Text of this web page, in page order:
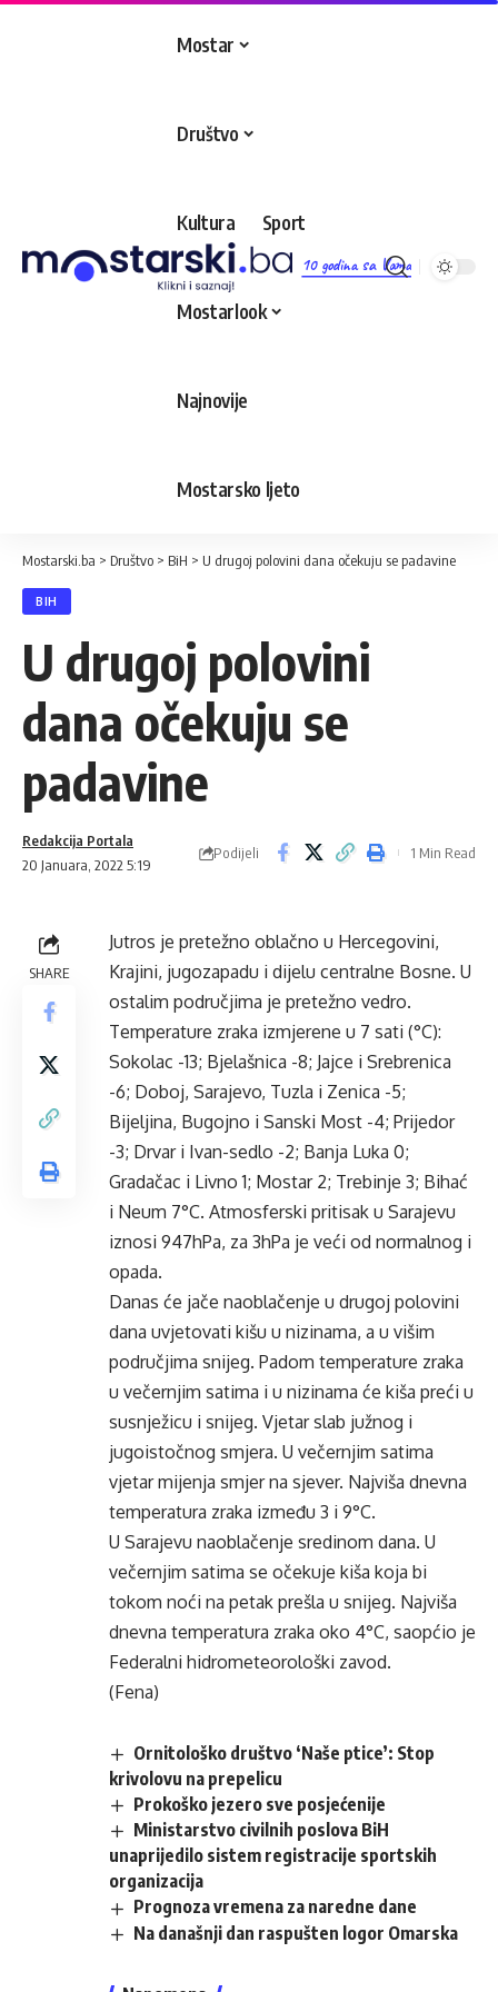
10 godina sa Vama
Mostar
Društvo
Kultura Sport
Mostarlook
Najnovije
Mostarsko ljeto
Mostarski.ba > Društvo > BiH > U drugoj polovini dana očekuju se padavine
BIH
U drugoj polovini
dana očekuju se
padavine
20 Januara, 2022 5:19
Redakcija Portala
Podijeli 1 Min Read
SHARE
Jutros je pretežno oblačno u Hercegovini,
Krajini, jugozapadu i dijelu centralne Bosne. U
ostalim područjima je pretežno vedro.
Temperature zraka izmjerene u 7 sati (°C):
Sokolac -13; Bjelašnica -8; Jajce i Srebrenica
-6; Doboj, Sarajevo, Tuzla i Zenica -5;
Bijeljina, Bugojno i Sanski Most -4; Prijedor
-3; Drvar i Ivan-sedlo -2; Banja Luka 0;
Gradačac i Livno 1; Mostar 2; Trebinje 3; Bihać
i Neum 7°C. Atmosferski pritisak u Sarajevu
iznosi 947hPa, za 3hPa je veći od normalnog i
opada.
Danas će jače naoblačenje u drugoj polovini
dana uvjetovati kišu u nizinama, a u višim
područjima snijeg. Padom temperature zraka
u večernjim satima i u nizinama će kiša preći u
susnježicu i snijeg. Vjetar slab južnog i
jugoistočnog smjera. U večernjim satima
vjetar mijenja smjer na sjever. Najviša dnevna
temperatura zraka između 3 i 9°C.
U Sarajevu naoblačenje sredinom dana. U
večernjim satima se očekuje kiša koja bi
tokom noći na petak prešla u snijeg. Najviša
dnevna temperatura zraka oko 4°C, saopćio je
Federalni hidrometeorološki zavod.
(Fena)
Ornitološko društvo ‘Naše ptice’: Stop
krivolovu na prepelicu
Prokoško jezero sve posjećenije
Ministarstvo civilnih poslova BiH
unaprijedilo sistem registracije sportskih
organizacija
Prognoza vremena za naredne dane
Na današnji dan raspušten logor Omarska